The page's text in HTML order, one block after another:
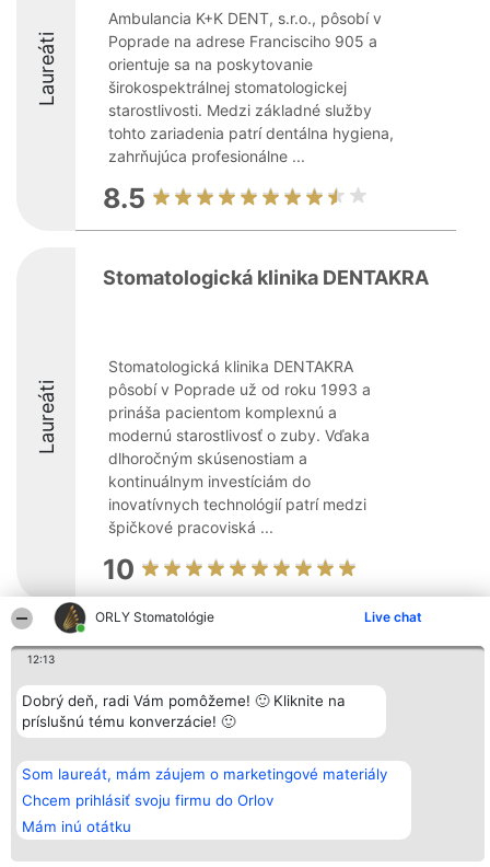
ORLY Stomatológie Live chat
12:13
Dobrý deň, radi Vám pomôžeme! 🙂 Kliknite na
príslušnú tému konverzácie! 🙂
Som laureát, mám záujem o marketingové materiály
Chcem prihlásiť svoju firmu do Orlov
Mám inú otátku
Laureáti
Ambulancia K+K DENT, s.r.o., pôsobí v
Poprade na adrese Francisciho 905 a
orientuje sa na poskytovanie
širokospektrálnej stomatologickej
starostlivosti. Medzi základné služby
tohto zariadenia patrí dentálna hygiena,
zahrňujúca profesionálne ...
8.5
Laureáti
Stomatologická klinika DENTAKRA
Stomatologická klinika DENTAKRA
pôsobí v Poprade už od roku 1993 a
prináša pacientom komplexnú a
modernú starostlivosť o zuby. Vďaka
dlhoročným skúsenostiam a
kontinuálnym investíciám do
inovatívnych technológií patrí medzi
špičkové pracoviská ...
10
Organizátor hodnotenia
Bright Side Solutions sp. z o.
ul. Ruska 22
Wrocław 50-079
KRS 0000749100 | Regon
+48 508 492 400
Hodnotenie
wszystkich
Laureatów
Podmienky
podmienky
Zásady
ochrany
osobných
Kontakt